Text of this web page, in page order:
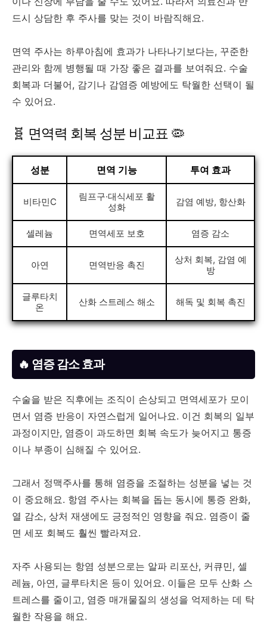
드시 상담한 후 주사를 맞는 것이 바람직해요.
면역 주사는 하루아침에 효과가 나타나기보다는, 꾸준한
관리와 함께 병행될 때 가장 좋은 결과를 보여줘요. 수술
회복과 더불어, 감기나 감염증 예방에도 탁월한 선택이 될
수 있어요.
🧬 면역력 회복 성분 비교표 🦠
성분 면역 기능 투여 효과
비타민C
림프구·대식세포 활
성화
감염 예방, 항산화
셀레늄 면역세포 보호 염증 감소
아연 면역반응 촉진
상처 회복, 감염 예
방
글루타치
온
산화 스트레스 해소 해독 및 회복 촉진
🔥 염증 감소 효과
수술을 받은 직후에는 조직이 손상되고 면역세포가 모이
면서 염증 반응이 자연스럽게 일어나요. 이건 회복의 일부
과정이지만, 염증이 과도하면 회복 속도가 늦어지고 통증
이나 부종이 심해질 수 있어요.
그래서 정맥주사를 통해 염증을 조절하는 성분을 넣는 것
이 중요해요. 항염 주사는 회복을 돕는 동시에 통증 완화,
열 감소, 상처 재생에도 긍정적인 영향을 줘요. 염증이 줄
면 세포 회복도 훨씬 빨라져요.
자주 사용되는 항염 성분으로는 알파 리포산, 커큐민, 셀
레늄, 아연, 글루타치온 등이 있어요. 이들은 모두 산화 스
트레스를 줄이고, 염증 매개물질의 생성을 억제하는 데 탁
월한 작용을 해요.